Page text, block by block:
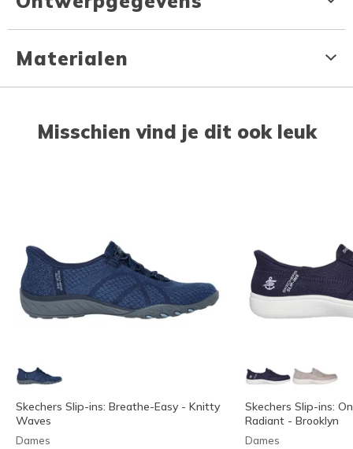
Materialen
Misschien vind je dit ook leuk
Skechers Slip-ins: Breathe-Easy - Knitty
Waves
Dames
Skechers Slip-ins:
Radiant - Brooklyn
Dames